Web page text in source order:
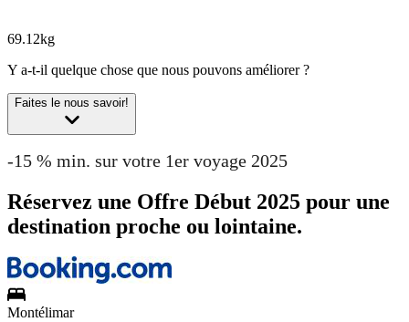
69.12kg
Y a-t-il quelque chose que nous pouvons améliorer ?
Faites le nous savoir!
-15 % min. sur votre 1er voyage 2025
Réservez une Offre Début 2025 pour une
destination proche ou lointaine.
Montélimar